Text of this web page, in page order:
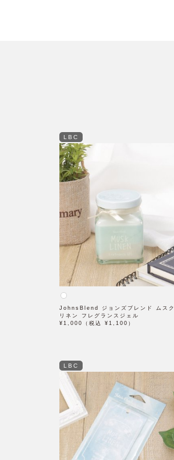
LBC
JohnsBlend ジョンズブレンド ムスク
リネン フレグランスジェル
¥1,000（税込 ¥1,100）
LBC